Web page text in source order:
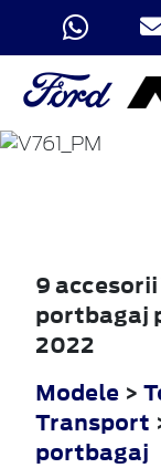
9
portbagaj
2022
Modele >
Transport
portbagaj